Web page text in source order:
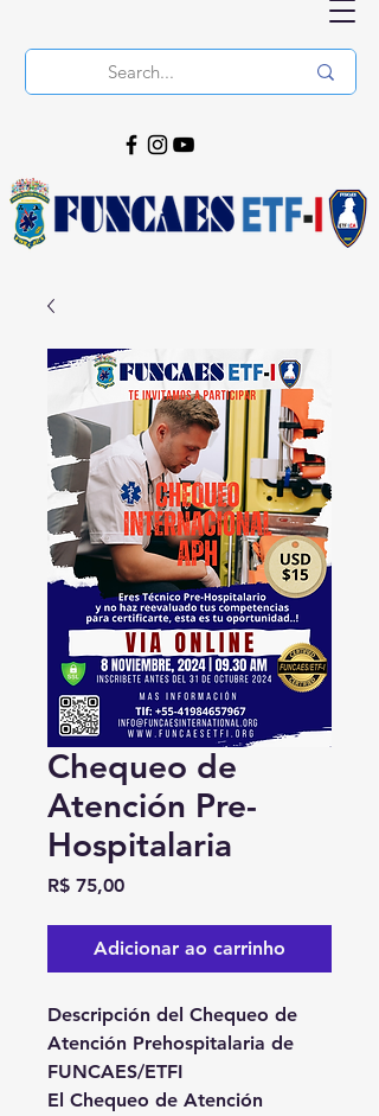
Chequeo de
Atención Pre-
Hospitalaria
R$ 75,00Preço
Adicionar ao carrinho
Descripción del Chequeo de
Atención Prehospitalaria de
FUNCAES/ETFI
El Chequeo de Atención